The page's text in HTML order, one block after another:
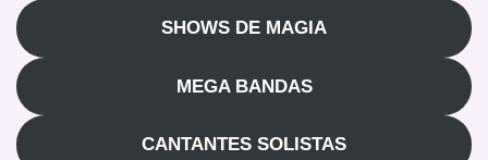
SHOWS DE MAGIA
MEGA BANDAS
CANTANTES SOLISTAS